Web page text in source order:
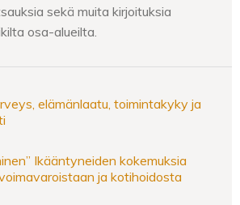
sekä muita kirjoituksia
osa-alueilta.
elämänlaatu, toimintakyky ja
Ikääntyneiden kokemuksia
ja kotihoidosta